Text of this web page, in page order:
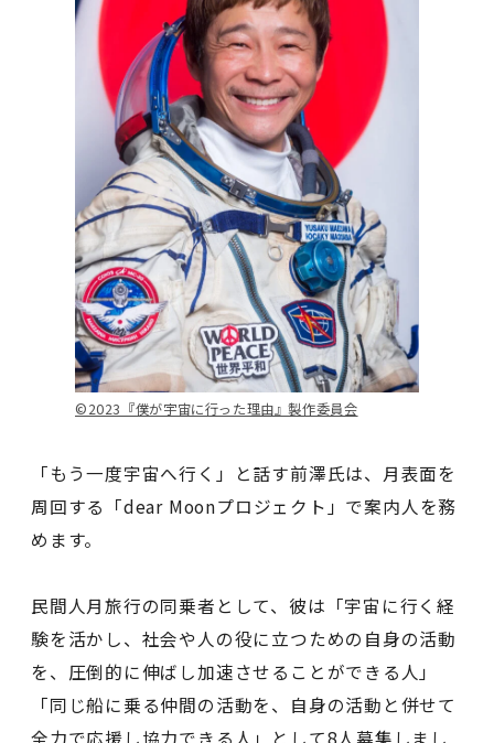
©️2023『僕が宇宙に行った理由』製作委員会
「もう一度宇宙へ行く」と話す前澤氏は、月表面を
周回する「dear Moonプロジェクト」で案内人を務
めます。
民間人月旅行の同乗者として、彼は「宇宙に行く経
験を活かし、社会や人の役に立つための自身の活動
を、圧倒的に伸ばし加速させることができる人」
「同じ船に乗る仲間の活動を、自身の活動と併せて
全力で応援し協力できる人」として8人募集しまし